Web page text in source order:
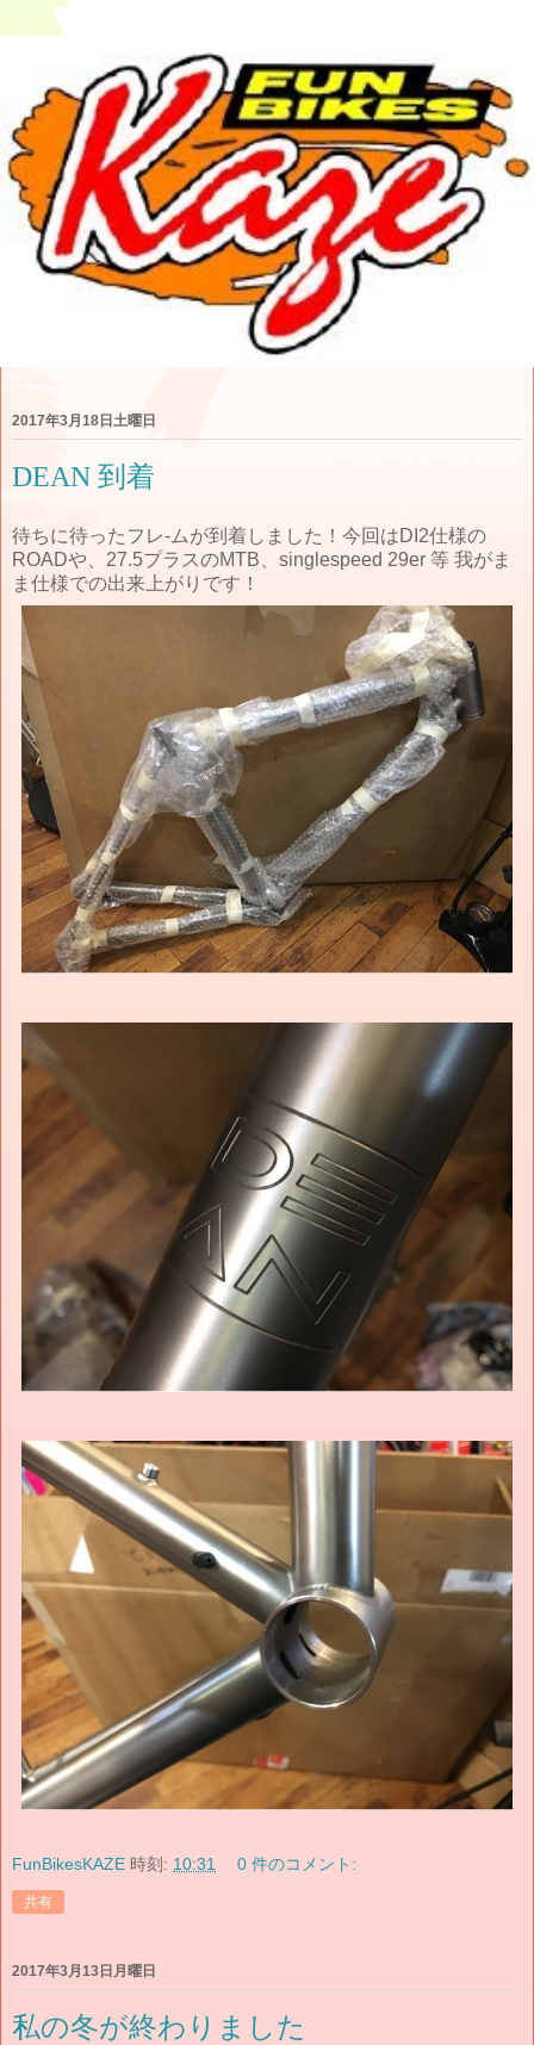
2017年3月18日土曜日
DEAN 到着
待ちに待ったフレ-ムが到着しました！今回はDI2仕様の
ROADや、27.5プラスのMTB、singlespeed 29er 等 我がま
ま仕様での出来上がりです！
FunBikesKAZE 時刻: 10:31 0 件のコメント:
共有
2017年3月13日月曜日
私の冬が終わりました